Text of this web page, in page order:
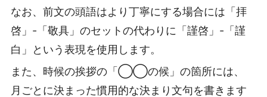
なお、前文の頭語はより丁寧にする場合には「拝
啓」-「敬具」のセットの代わりに「謹啓」-「謹
白」という表現を使用します。
また、時候の挨拶の「◯◯の候」の箇所には、
月ごとに決まった慣用的な決まり文句を書きます